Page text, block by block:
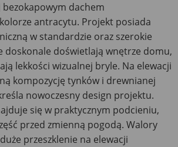
dachem
antracytu. Projekt posiada
w standardzie oraz szerokie
doskonale doświetlają wnętrze domu,
lekkości wizualnej bryle. Na elewacji
kompozycję tynków i drewnianej
nowoczesny design projektu.
się w praktycznym podcieniu,
przed zmienną pogodą. Walory
przeszklenie na elewacji